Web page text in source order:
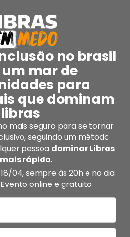
no brasil
mar de
para
que dominam
libras
mais seguro para se tornar
seguindo um método
pessoa dominar Libras
rápido.
04, sempre às 20h e no dia
Evento online e gratuito